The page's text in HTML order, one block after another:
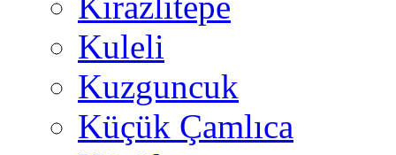
Kuleli
Kuzguncuk
Küçük Çamlıca